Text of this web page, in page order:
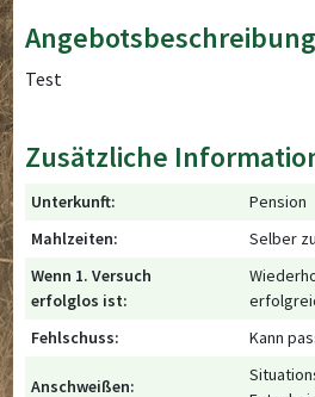
Angebotsbeschreibung
Test
Zusätzliche
Unterkunft:
Pension
Mahlzeiten:
Selber
Wenn 1. Versuch
erfolglos ist:
Fehlschuss:
Kann
Anschweißen: